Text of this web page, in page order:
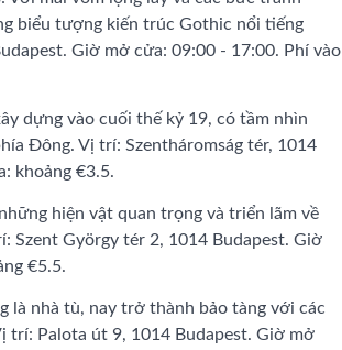
biểu tượng kiến trúc Gothic nổi tiếng
Giờ mở cửa: 09:00 - 17:00. Phí vào
dựng vào cuối thế kỷ 19, có tầm nhìn
Đông. Vị trí: Szentháromság tér, 1014
khoảng €3.5.
hiện vật quan trọng và triển lãm về
Szent György tér 2, 1014 Budapest. Giờ
€5.5.
là nhà tù, nay trở thành bảo tàng với các
trí: Palota út 9, 1014 Budapest. Giờ mở